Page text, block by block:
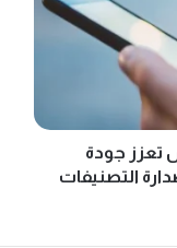
تعزز جودة
التصنيفات